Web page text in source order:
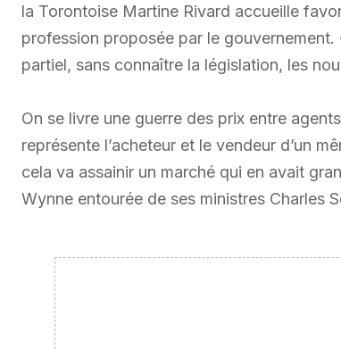
la Torontoise Martine Rivard accueille
profession proposée par le gouvernement.
partiel, sans connaître la législation, les
On se livre une guerre des prix entre
représente l’acheteur et le vendeur d’un
cela va assainir un marché qui en avait
Wynne entourée de ses ministres Charles